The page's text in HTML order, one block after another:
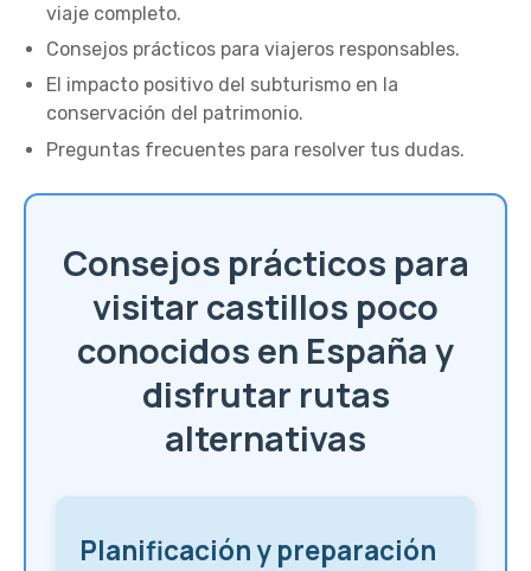
viaje completo.
Consejos prácticos para viajeros responsables.
El impacto positivo del subturismo en la
conservación del patrimonio.
Preguntas frecuentes para resolver tus dudas.
Consejos prácticos para
visitar castillos poco
conocidos en España y
disfrutar rutas
alternativas
Planificación y preparación